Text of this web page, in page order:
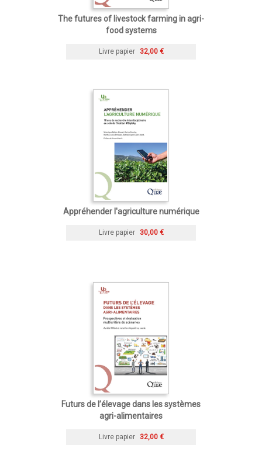
The futures of livestock farming in agri-
food systems
Livre papier 32,00 €
Appréhender l'agriculture numérique
Livre papier 30,00 €
Futurs de l’élevage dans les systèmes
agri-alimentaires
Livre papier 32,00 €